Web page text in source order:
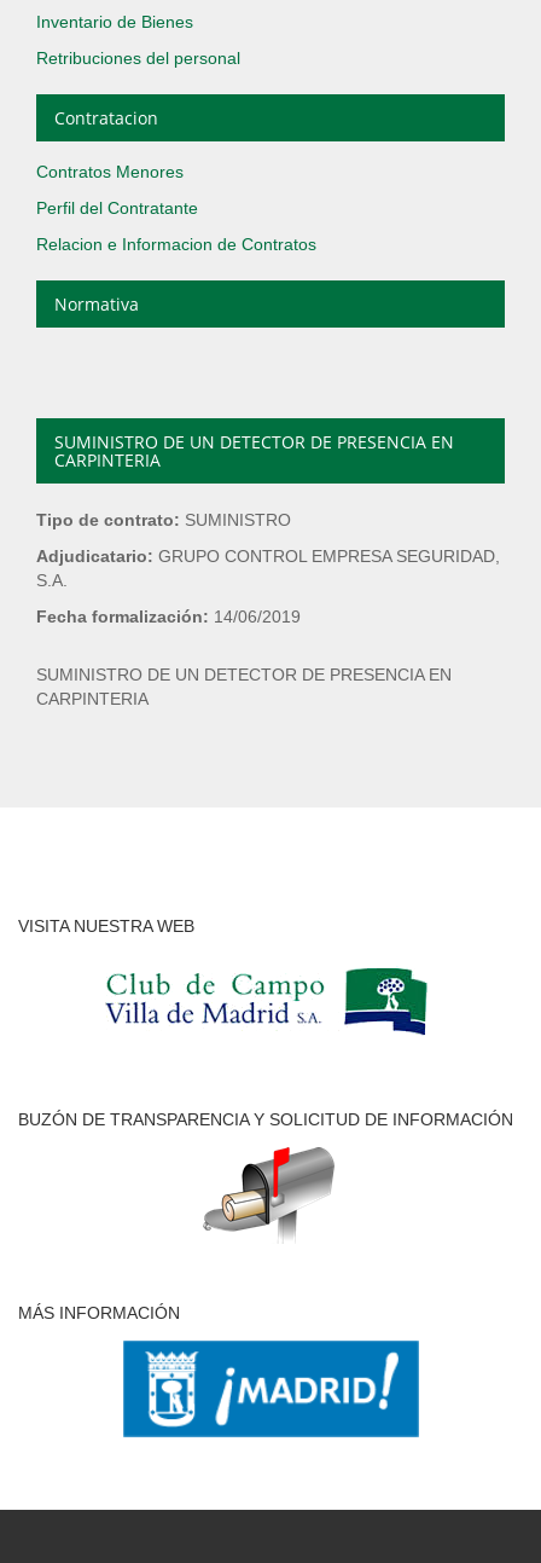
Inventario de Bienes
Retribuciones del personal
Contratacion
Contratos Menores
Perfil del Contratante
Relacion e Informacion de Contratos
Normativa
SUMINISTRO DE UN DETECTOR DE PRESENCIA EN
CARPINTERIA
Tipo de contrato: SUMINISTRO
Adjudicatario: GRUPO CONTROL EMPRESA SEGURIDAD,
S.A.
Fecha formalización: 14/06/2019
SUMINISTRO DE UN DETECTOR DE PRESENCIA EN
CARPINTERIA
VISITA NUESTRA WEB
BUZÓN DE TRANSPARENCIA Y SOLICITUD DE INFORMACIÓN
MÁS INFORMACIÓN